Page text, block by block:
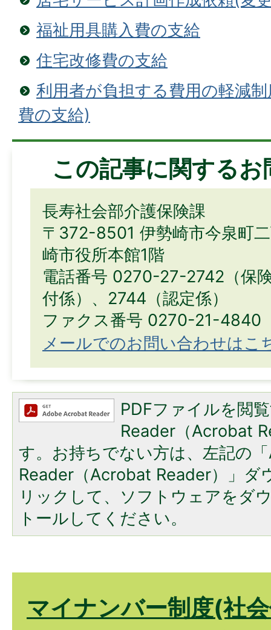
福祉用具購入費の支給
住宅改修費の支給
利用者が負担する費用の軽減
費の支給)
この記事に関する
長寿社会部介護保険課
〒372-8501 伊勢崎市今泉町
崎市役所本館1階
電話番号 0270-27-2742（保
付係）、2744（認定係）
ファクス番号 0270-21-4840
メールでのお問い合わせはこ
PDFファイルを閲
Reader（Acrobat
す。お持ちでない方は、左記の
Reader（Acrobat Reader）」ダ
リックして、ソフトウェアをダ
トールしてください。
マイナンバー制度(社